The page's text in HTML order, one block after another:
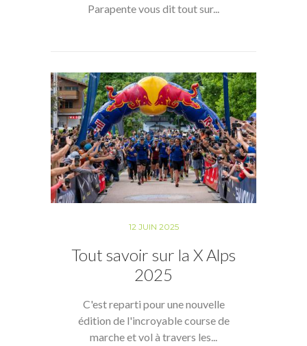
Parapente vous dit tout sur...
12 JUIN 2025
Tout savoir sur la X Alps
2025
C'est reparti pour une nouvelle
édition de l'incroyable course de
marche et vol à travers les...